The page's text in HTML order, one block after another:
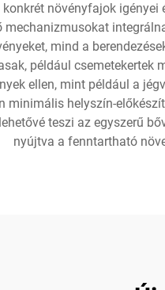
növényfajok
mechanizmusokat
mind a
például csemetekertek
ellen, mint például a
helyszín-
teszi az egyszerű
nyújtva a fenntartható